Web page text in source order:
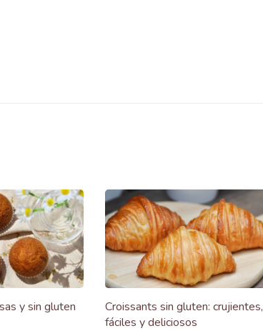
y sin gluten
Croissants sin gluten: crujientes,
fáciles y deliciosos